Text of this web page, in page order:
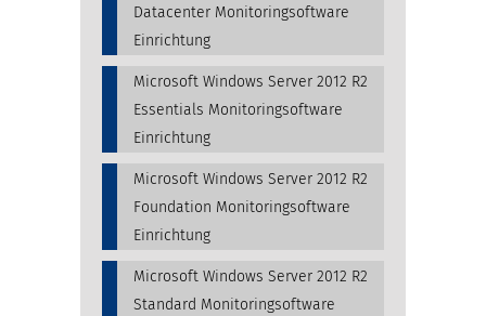
Datacenter Monitoringsoftware
Einrichtung
Microsoft Windows Server 2012 R2
Essentials Monitoringsoftware
Einrichtung
Microsoft Windows Server 2012 R2
Foundation Monitoringsoftware
Einrichtung
Microsoft Windows Server 2012 R2
Standard Monitoringsoftware